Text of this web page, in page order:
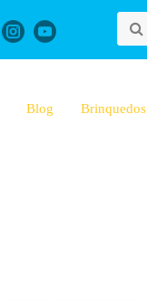
Blog Brinquedos